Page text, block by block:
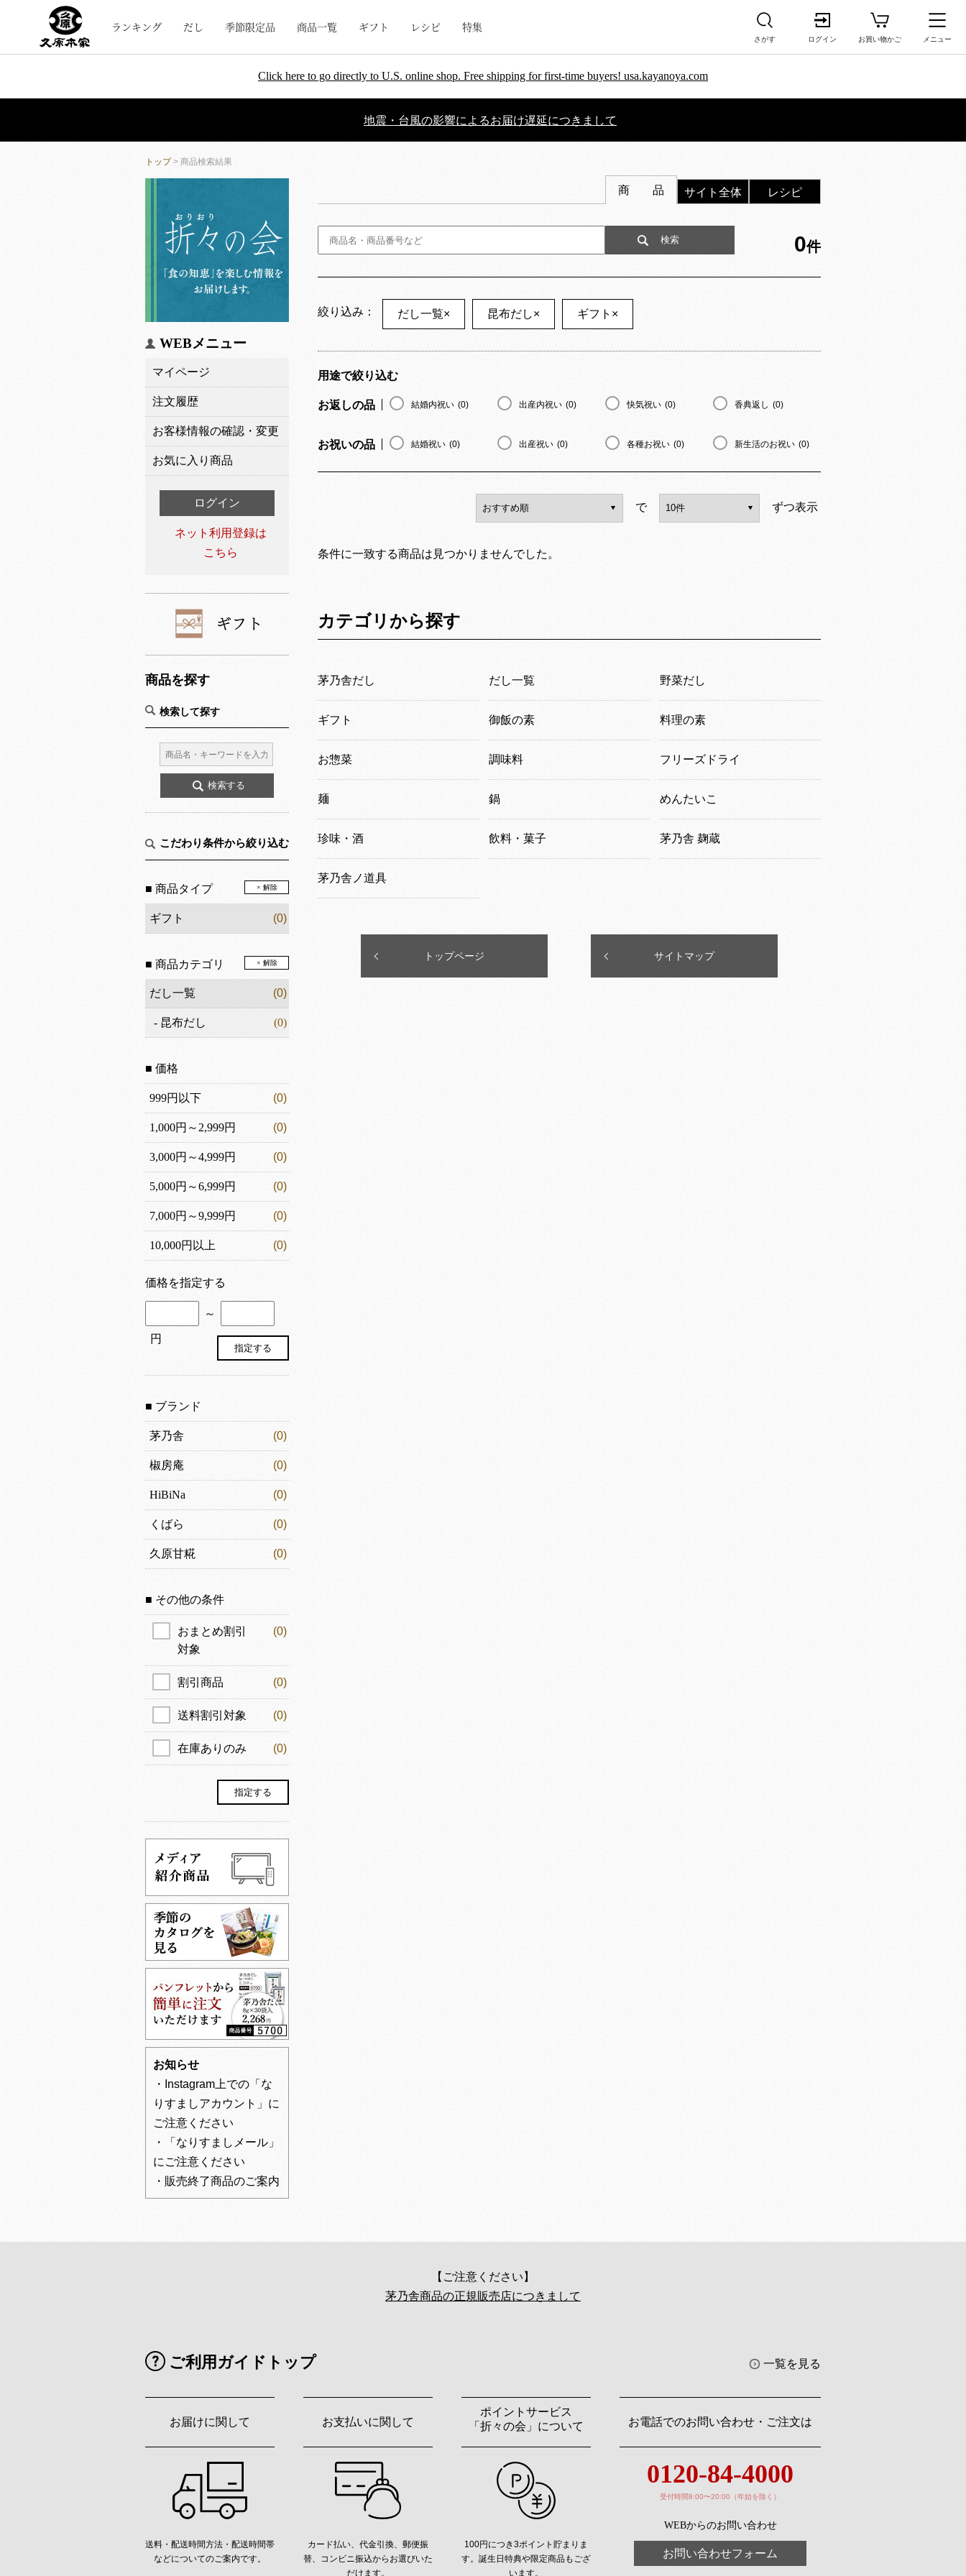
ランキング だし 季節限定品 商品一覧 ギフト レシピ 特集
さがす ログイン お買い物かご メニュー
Click here to go directly to U.S. online shop. Free shipping for first-time buyers! usa.kayanoya.com
地震・台風の影響によるお届け遅延につきまして
トップ> 商品検索結果
WEBメニュー
マイページ
注文履歴
お客様情報の確認・変更
お気に入り商品
ログイン
ネット利用登録は
こちら
商品を探す
検索して探す
こだわり条件から絞り込む
■ 商品タイプ × 解除
ギフト (0)
■ 商品カテゴリ × 解除
だし一覧 (0)
- 昆布だし (0)
■ 価格
999円以下 (0)
1,000円～2,999円 (0)
3,000円～4,999円 (0)
5,000円～6,999円 (0)
7,000円～9,999円 (0)
10,000円以上 (0)
価格を指定する
～
円
■ ブランド
茅乃舎 (0)
椒房庵 (0)
HiBiNa (0)
くばら (0)
久原甘糀 (0)
■ その他の条件
おまとめ割引
対象
(0)
割引商品 (0)
送料割引対象 (0)
在庫ありのみ (0)
お知らせ
・Instagram上での「な
りすましアカウント」に
ご注意ください
・「なりすましメール」
にご注意ください
・販売終了商品のご案内
商 品 サイト全体 レシピ
0件
絞り込み： だし一覧× 昆布だし× ギフト ×
用途で絞り込む
お返しの品 結婚内祝い (0) 出産内祝い (0) 快気祝い (0) 香典返し (0)
お祝いの品 結婚祝い (0) 出産祝い (0) 各種お祝い (0) 新生活のお祝い (0)
で ずつ表示
条件に一致する商品は見つかりませんでした。
カテゴリから探す
茅乃舎だし だし一覧 野菜だし
ギフト 御飯の素 料理の素
お惣菜 調味料 フリーズドライ
麺 鍋 めんたいこ
珍味・酒 飲料・菓子 茅乃舎 麹蔵
茅乃舎ノ道具
トップページ サイトマップ
【ご注意ください】
茅乃舎商品の正規販売店につきまして
ご利用ガイドトップ 一覧を見る
お届けに関して
送料・配送時間方法・配送時間帯
などについてのご案内です。
お支払いに関して
カード払い、代金引換、郵便振
替、コンビニ振込からお選びいた
だけます。
ポイントサービス
「折々の会」について
100円につき3ポイント貯まりま
す。誕生日特典や限定商品もござ
います。
お電話でのお問い合わせ・ご注文は
0120-84-4000
受付時間8:00〜20:00（年始を除く）
WEBからのお問い合わせ
お問い合わせフォーム